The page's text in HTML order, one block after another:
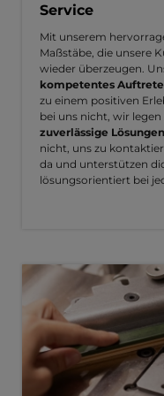
Service
Mit unserem
Maßstäbe, die unsere
wieder überzeugen.
kompetentes
zu einem positiven
bei uns nicht, wir
zuverlässige Lösungen
nicht, uns zu
da und unterstützen
lösungsorientiert bei